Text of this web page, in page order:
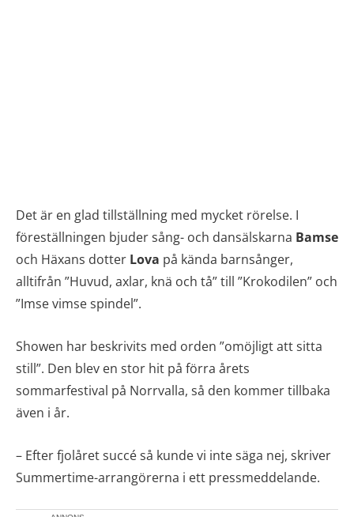
Det är en glad tillställning med mycket rörelse. I
föreställningen bjuder sång- och dansälskarna Bamse
och Häxans dotter Lova på kända barnsånger,
alltifrån ”Huvud, axlar, knä och tå” till ”Krokodilen” och
”Imse vimse spindel”.
Showen har beskrivits med orden ”omöjligt att sitta
still”. Den blev en stor hit på förra årets
sommarfestival på Norrvalla, så den kommer tillbaka
även i år.
– Efter fjolåret succé så kunde vi inte säga nej, skriver
Summertime-arrangörerna i ett pressmeddelande.